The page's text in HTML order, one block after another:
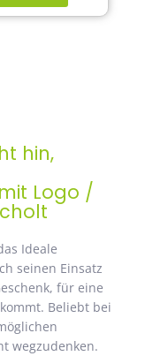
hin,
Logo /
Ideale
seinen Einsatz
für eine
Beliebt bei
wegzudenken.